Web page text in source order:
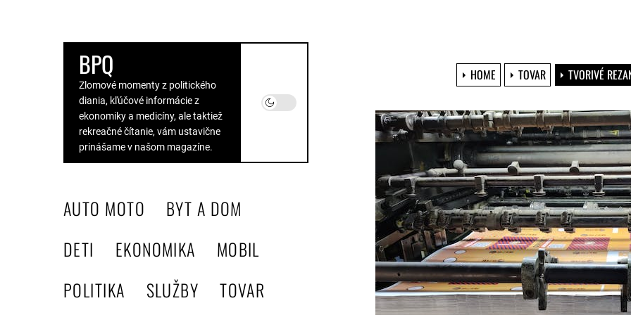
BPQ
Zlomové momenty z politického
diania, kľúčové informácie z
ekonomiky a medicíny, ale taktiež
rekreačné čítanie, vám ustavične
prinášame v našom magazíne.
AUTO MOTO
BYT A DOM
DETI
EKONOMIKA
MOBIL
POLITIKA
SLUŽBY TOVAR
HOME TOVAR TVORIVÉ